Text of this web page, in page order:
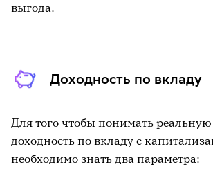
выгода.
Доходность по вкладу
Для того чтобы понимать
доходность по вкладу с
необходимо знать два параметра: